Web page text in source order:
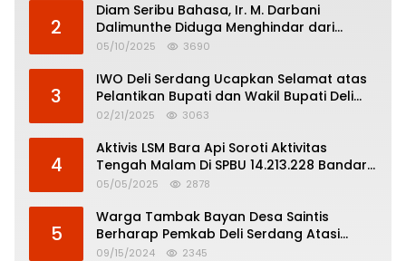
2
Diam Seribu Bahasa, Ir. M. Darbani
Dalimunthe Diduga Menghindar dari
Pertanggungjawaban Politik
05/10/2025 3690
3
IWO Deli Serdang Ucapkan Selamat atas
Pelantikan Bupati dan Wakil Bupati Deli
Serdang
02/21/2025 3063
4
Aktivis LSM Bara Api Soroti Aktivitas
Tengah Malam Di SPBU 14.213.228 Bandar
Tinggi
05/05/2025 2878
5
Warga Tambak Bayan Desa Saintis
Berharap Pemkab Deli Serdang Atasi
Banjir
09/15/2024 2345